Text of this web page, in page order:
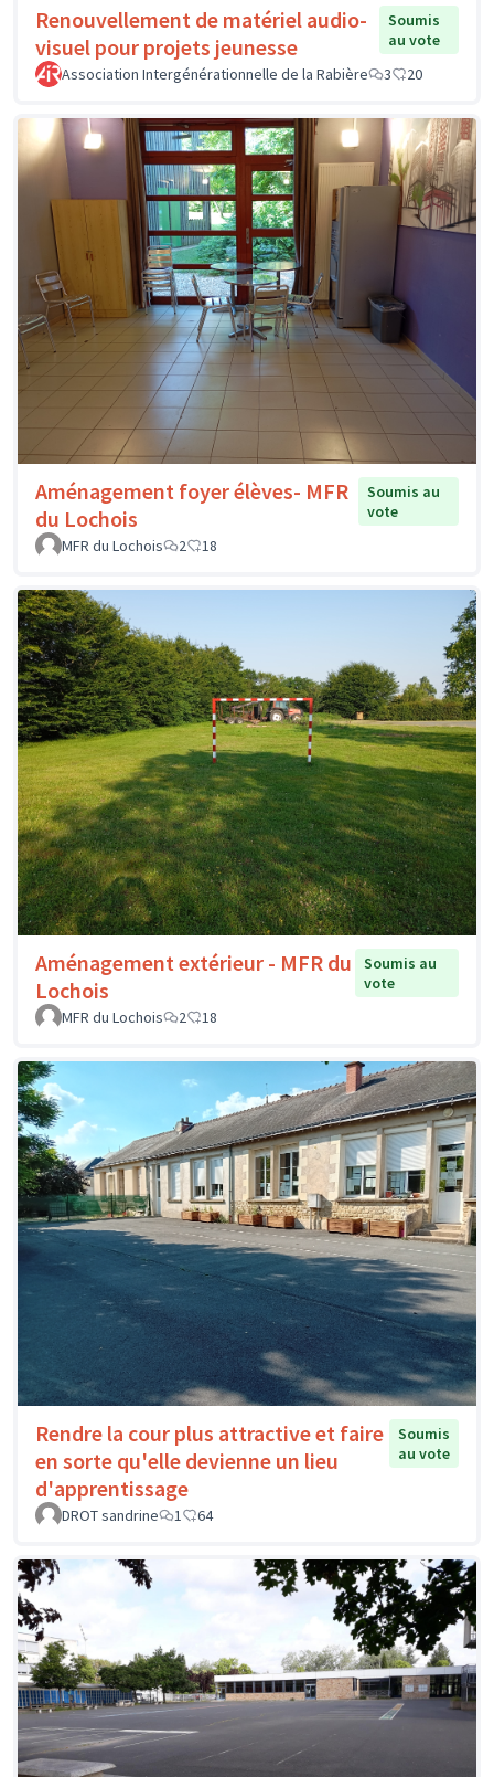
Renouvellement de matériel audio-
visuel pour projets jeunesse
Soumis
au vote
Association Intergénérationnelle de la Rabière
3 20
Aménagement foyer élèves- MFR
du Lochois
Soumis au
vote
MFR du Lochois
2 18
Aménagement extérieur - MFR du
Lochois
Soumis au
vote
MFR du Lochois
2 18
Rendre la cour plus attractive et faire
en sorte qu'elle devienne un lieu
d'apprentissage
Soumis
au vote
DROT sandrine 1 64